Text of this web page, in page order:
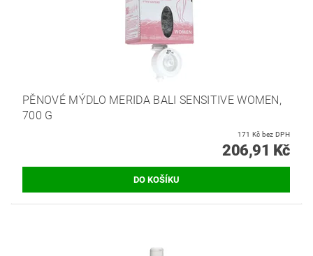
PĚNOVÉ MÝDLO MERIDA BALI SENSITIVE WOMEN,
700 G
171 Kč bez DPH
206,91 Kč